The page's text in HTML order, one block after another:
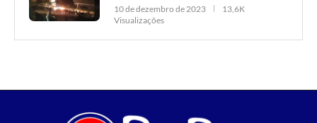
10 de dezembro de 2023
13,6K
Visualizações